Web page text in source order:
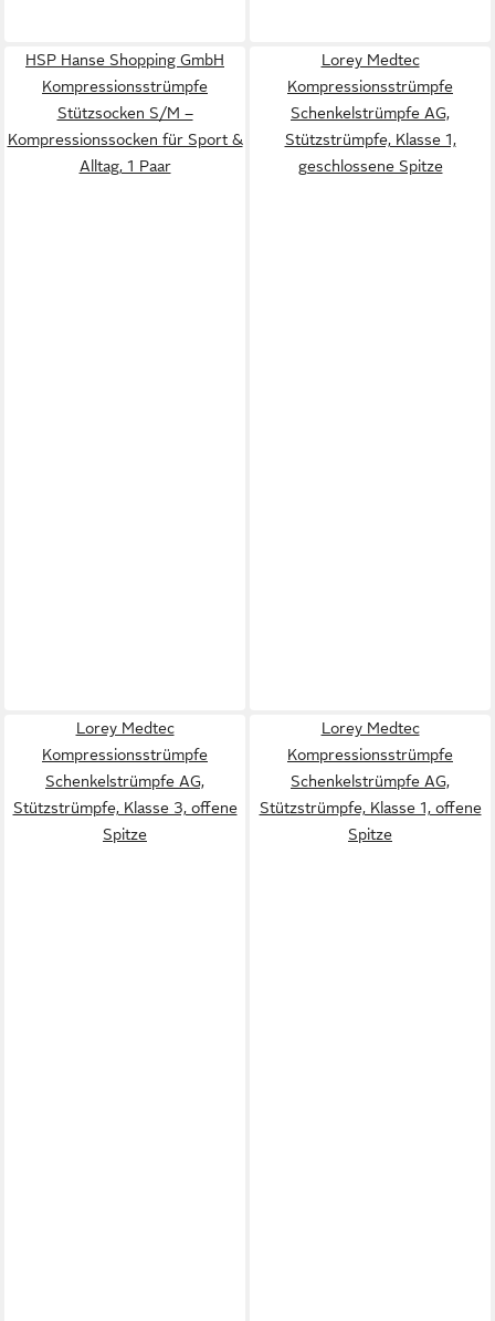
HSP Hanse Shopping GmbH
Kompressionsstrümpfe
Stützsocken S/M –
Kompressionssocken für Sport &
Alltag, 1 Paar
Lorey Medtec
Kompressionsstrümpfe
Schenkelstrümpfe AG,
Stützstrümpfe, Klasse 1,
geschlossene Spitze
Lorey Medtec
Kompressionsstrümpfe
Schenkelstrümpfe AG,
Stützstrümpfe, Klasse 3, offene
Spitze
Lorey Medtec
Kompressionsstrümpfe
Schenkelstrümpfe AG,
Stützstrümpfe, Klasse 1, offene
Spitze